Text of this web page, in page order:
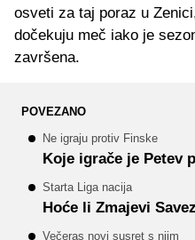
osveti za taj poraz u
dočekuju meč iako je
završena.
POVEZANO
Ne igraju protiv Finske
Koje igrače je Petev
Starta Liga nacija
Hoće li Zmajevi
Večeras novi susret s njim